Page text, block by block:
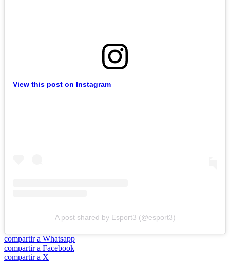
View this post on Instagram
A post shared by Esport3 (@esport3)
compartir a Whatsapp
compartir a Facebook
compartir a X